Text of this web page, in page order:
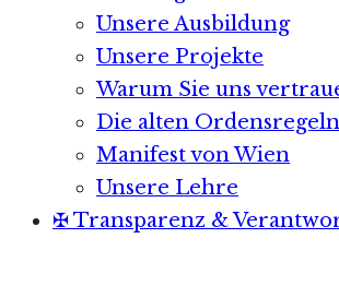
Unsere Ausbildung
Unsere Projekte
Warum Sie uns
Die alten Ordensregeln
Manifest von Wien
Unsere Lehre
✠ Transparenz &